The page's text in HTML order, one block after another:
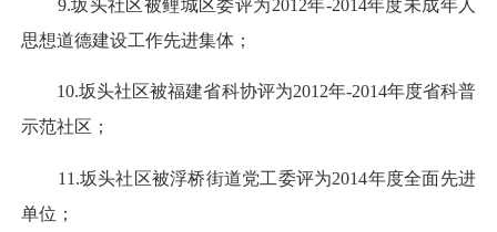
9.坂头社区被鲤城区委评为2012年-2014年度未成年人
思想道德建设工作先进集体；
10.坂头社区被福建省科协评为2012年-2014年度省科普
示范社区；
11.坂头社区被浮桥街道党工委评为2014年度全面先进
单位；